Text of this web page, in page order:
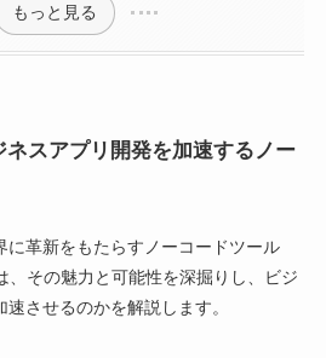
もっと見る
スアプリ開発を加速するノー
に革新をもたらすノーコードツール
、その魅力と可能性を深掘りし、ビジ
させるのかを解説します。